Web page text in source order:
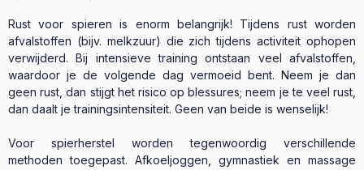
Rust voor spieren is enorm belangrijk! Tijdens rust worden
afvalstoffen (bijv. melkzuur) die zich tijdens activiteit ophopen
verwijderd. Bij intensieve training ontstaan veel afvalstoffen,
waardoor je de volgende dag vermoeid bent. Neem je dan
geen rust, dan stijgt het risico op blessures; neem je te veel rust,
dan daalt je trainingsintensiteit. Geen van beide is wenselijk!
Voor spierherstel worden tegenwoordig verschillende
methoden toegepast. Afkoeljoggen, gymnastiek en massage